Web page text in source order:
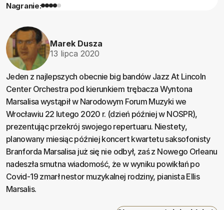
Nagranie:
Marek Dusza
13 lipca 2020
Jeden z najlepszych obecnie big bandów Jazz At Lincoln
Center Orchestra pod kierunkiem trębacza Wyntona
Marsalisa wystąpił w Narodowym Forum Muzyki we
Wrocławiu 22 lutego 2020 r. (dzień później w NOSPR),
prezentując przekrój swojego repertuaru. Niestety,
planowany miesiąc później koncert kwartetu saksofonisty
Branforda Marsalisa już się nie odbył, zaś z Nowego Orleanu
nadeszła smutna wiadomość, że w wyniku powikłań po
Covid-19 zmarł nestor muzykalnej rodziny, pianista Ellis
Marsalis.